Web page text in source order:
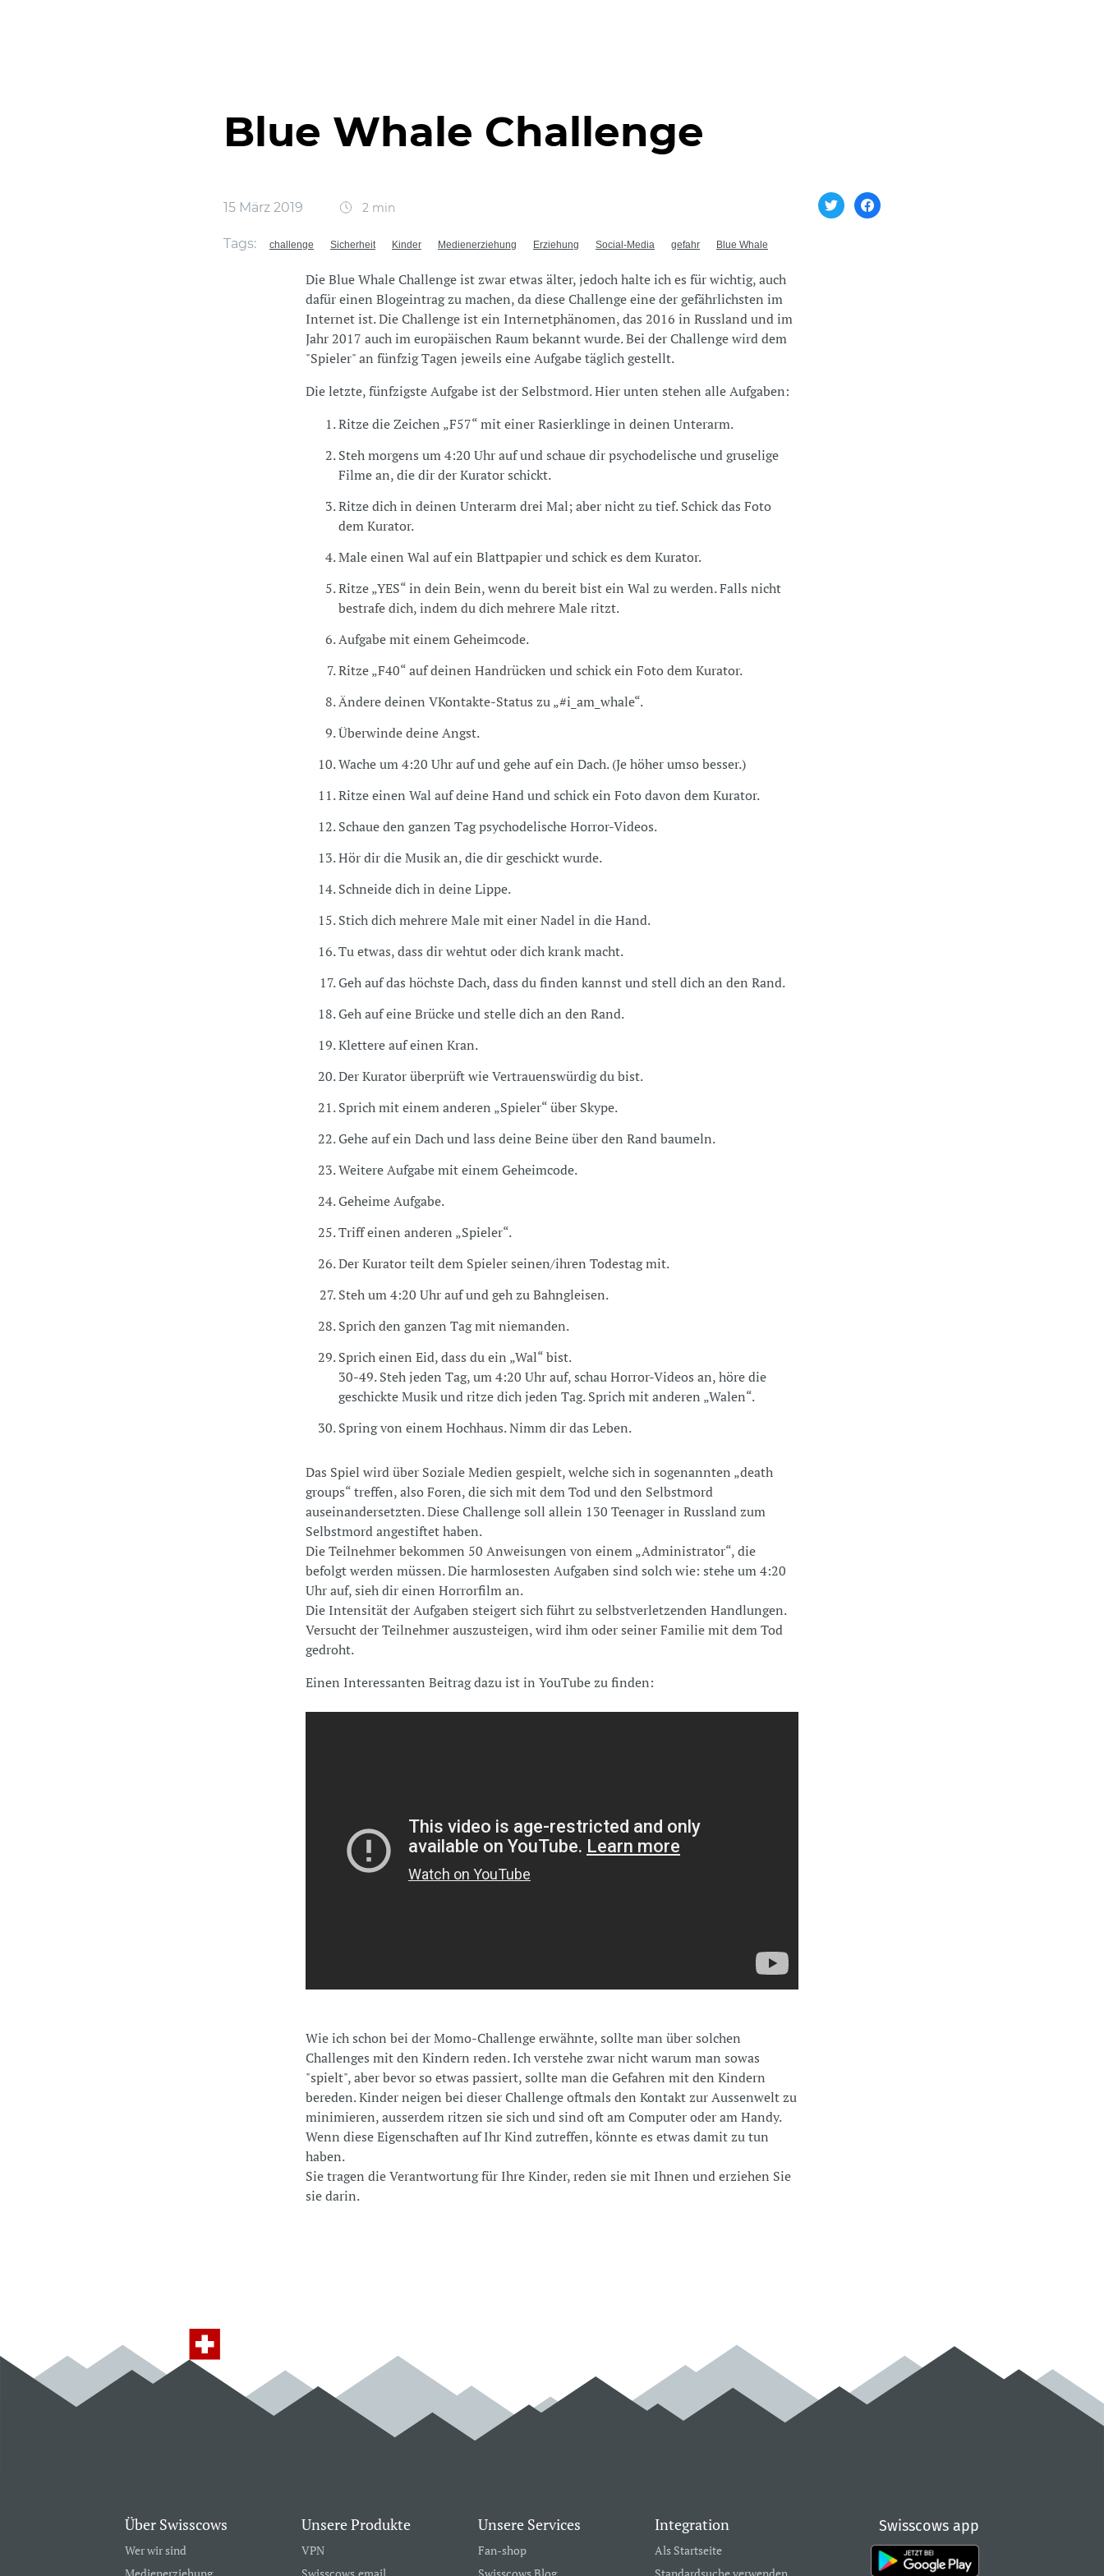
Blue Whale Challenge
15 März 2019 2 min
Tags: challenge Sicherheit Kinder Medienerziehung Erziehung Social-Media gefahr Blue Whale
Die Blue Whale Challenge ist zwar etwas älter, jedoch halte ich es für wichtig, auch
dafür einen Blogeintrag zu machen, da diese Challenge eine der gefährlichsten im
Internet ist. Die Challenge ist ein Internetphänomen, das 2016 in Russland und im
Jahr 2017 auch im europäischen Raum bekannt wurde. Bei der Challenge wird dem
"Spieler" an fünfzig Tagen jeweils eine Aufgabe täglich gestellt.
Die letzte, fünfzigste Aufgabe ist der Selbstmord. Hier unten stehen alle Aufgaben:
Ritze die Zeichen „F57“ mit einer Rasierklinge in deinen Unterarm.
Steh morgens um 4:20 Uhr auf und schaue dir psychodelische und gruselige
Filme an, die dir der Kurator schickt.
Ritze dich in deinen Unterarm drei Mal; aber nicht zu tief. Schick das Foto
dem Kurator.
Male einen Wal auf ein Blattpapier und schick es dem Kurator.
Ritze „YES“ in dein Bein, wenn du bereit bist ein Wal zu werden. Falls nicht
bestrafe dich, indem du dich mehrere Male ritzt.
Aufgabe mit einem Geheimcode.
Ritze „F40“ auf deinen Handrücken und schick ein Foto dem Kurator.
Ändere deinen VKontakte-Status zu „#i_am_whale“.
Überwinde deine Angst.
Wache um 4:20 Uhr auf und gehe auf ein Dach. (Je höher umso besser.)
Ritze einen Wal auf deine Hand und schick ein Foto davon dem Kurator.
Schaue den ganzen Tag psychodelische Horror-Videos.
Hör dir die Musik an, die dir geschickt wurde.
Schneide dich in deine Lippe.
Stich dich mehrere Male mit einer Nadel in die Hand.
Tu etwas, dass dir wehtut oder dich krank macht.
Geh auf das höchste Dach, dass du finden kannst und stell dich an den Rand.
Geh auf eine Brücke und stelle dich an den Rand.
Klettere auf einen Kran.
Der Kurator überprüft wie Vertrauenswürdig du bist.
Sprich mit einem anderen „Spieler“ über Skype.
Gehe auf ein Dach und lass deine Beine über den Rand baumeln.
Weitere Aufgabe mit einem Geheimcode.
Geheime Aufgabe.
Triff einen anderen „Spieler“.
Der Kurator teilt dem Spieler seinen/ihren Todestag mit.
Steh um 4:20 Uhr auf und geh zu Bahngleisen.
Sprich den ganzen Tag mit niemanden.
Sprich einen Eid, dass du ein „Wal“ bist.
30-49. Steh jeden Tag, um 4:20 Uhr auf, schau Horror-Videos an, höre die
geschickte Musik und ritze dich jeden Tag. Sprich mit anderen „Walen“.
Spring von einem Hochhaus. Nimm dir das Leben.
Das Spiel wird über Soziale Medien gespielt, welche sich in sogenannten „death
groups“ treffen, also Foren, die sich mit dem Tod und den Selbstmord
auseinandersetzten. Diese Challenge soll allein 130 Teenager in Russland zum
Selbstmord angestiftet haben.
Die Teilnehmer bekommen 50 Anweisungen von einem „Administrator“, die
befolgt werden müssen. Die harmlosesten Aufgaben sind solch wie: stehe um 4:20
Uhr auf, sieh dir einen Horrorfilm an.
Die Intensität der Aufgaben steigert sich führt zu selbstverletzenden Handlungen.
Versucht der Teilnehmer auszusteigen, wird ihm oder seiner Familie mit dem Tod
gedroht.
Einen Interessanten Beitrag dazu ist in YouTube zu finden:
Wie ich schon bei der Momo-Challenge erwähnte, sollte man über solchen
Challenges mit den Kindern reden. Ich verstehe zwar nicht warum man sowas
"spielt", aber bevor so etwas passiert, sollte man die Gefahren mit den Kindern
bereden. Kinder neigen bei dieser Challenge oftmals den Kontakt zur Aussenwelt zu
minimieren, ausserdem ritzen sie sich und sind oft am Computer oder am Handy.
Wenn diese Eigenschaften auf Ihr Kind zutreffen, könnte es etwas damit zu tun
haben.
Sie tragen die Verantwortung für Ihre Kinder, reden sie mit Ihnen und erziehen Sie
sie darin.
Über Swisscows
Wer wir sind
Unsere Produkte
VPN
Unsere Services
Fan-shop
Integration
Als Startseite
Swisscows app